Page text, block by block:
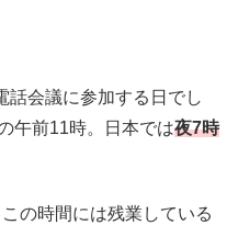
話会議に参加する日でし
午前11時。日本では夜7時
の時間には残業している